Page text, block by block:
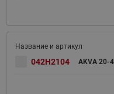
042H2104 AKVA 20-